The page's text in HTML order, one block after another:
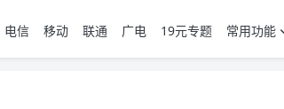
电信 移动 联通 广电 19元专题
常用功能